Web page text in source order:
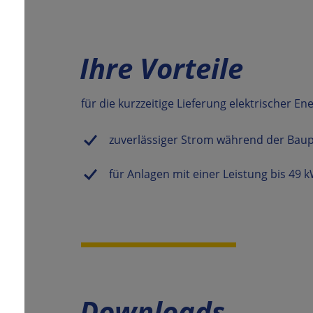
Ihre Vorteile
für die kurzzeitige Lieferung elektrischer
zuverlässiger Strom während der
für Anlagen mit einer Leistung bis 49